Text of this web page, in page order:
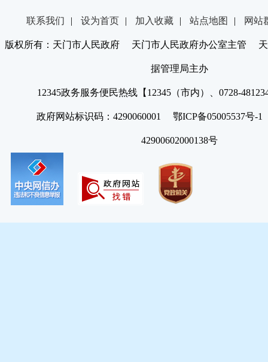
联系我们 | 设为首页 | 加入收藏 | 站点地图 | 网站
版权所有：天门市人民政府 天门市人民政府办公室主管 天
据管理局主办
12345政务服务便民热线【12345（市内）、0728-
政府网站标识码：4290060001 鄂ICP备05005537号
42900602000138号